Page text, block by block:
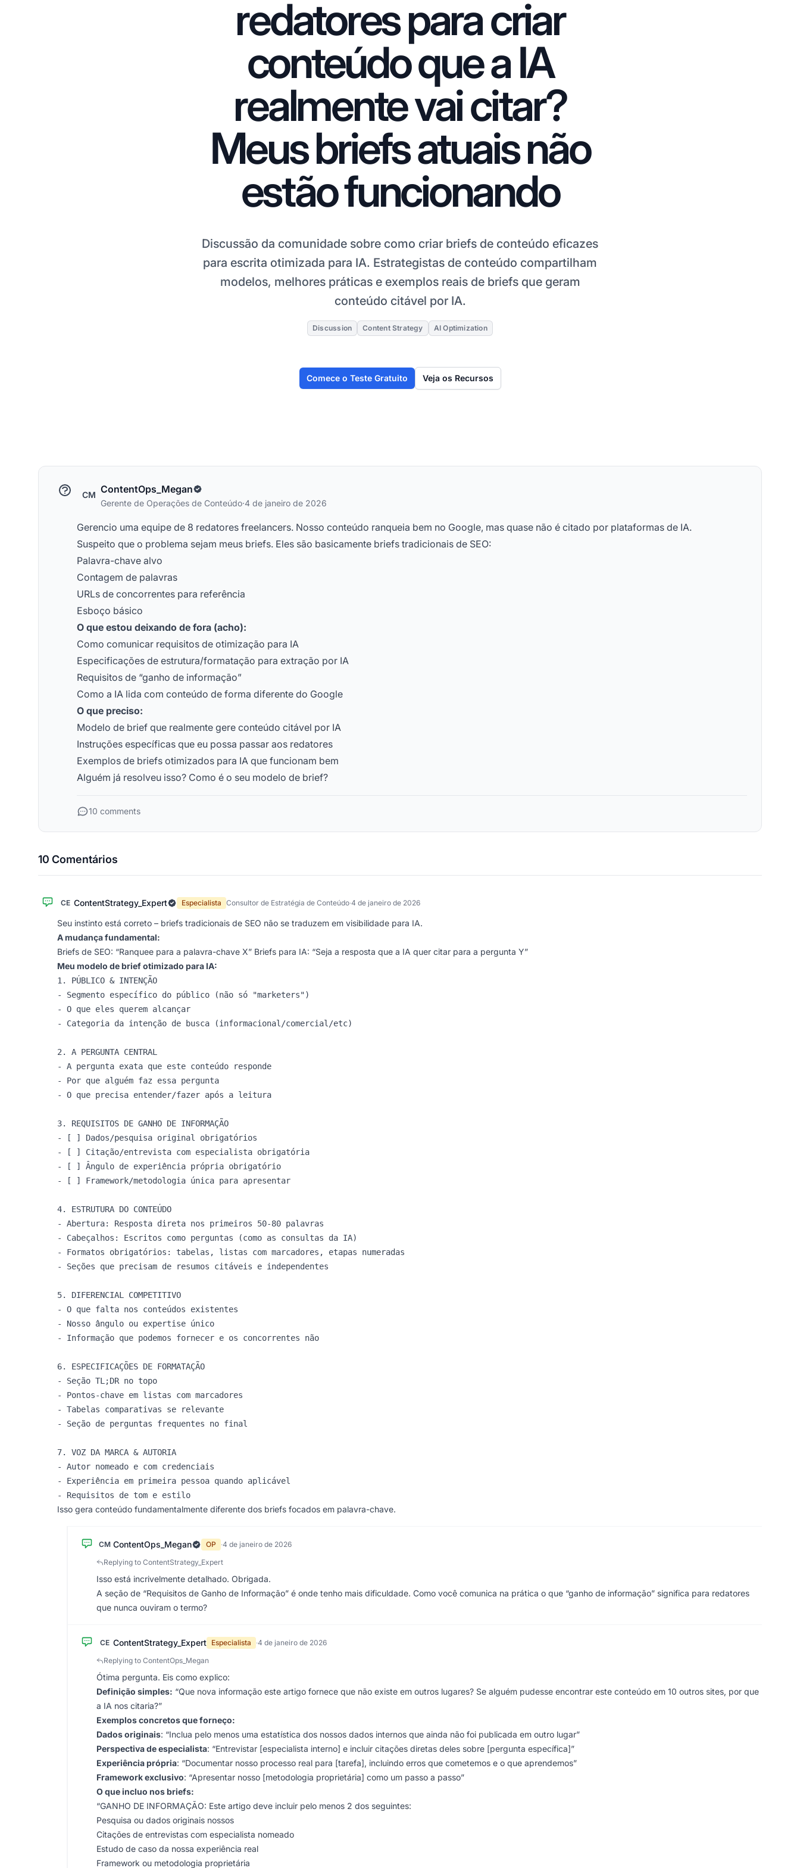
redatores para criar
conteúdo que a IA
realmente vai citar?
Meus briefs atuais não
estão funcionando
Discussão da comunidade sobre como criar briefs de conteúdo eficazes
para escrita otimizada para IA. Estrategistas de conteúdo compartilham
modelos, melhores práticas e exemplos reais de briefs que geram
conteúdo citável por IA.
Discussion Content Strategy AI Optimization
Comece o Teste Gratuito Veja os Recursos
CM ContentOps_Megan
Gerente de Operações de Conteúdo·4 de janeiro de 2026
Gerencio uma equipe de 8 redatores freelancers. Nosso conteúdo ranqueia bem no Google, mas quase não é citado por plataformas de IA.
Suspeito que o problema sejam meus briefs. Eles são basicamente briefs tradicionais de SEO:
Palavra-chave alvo
Contagem de palavras
URLs de concorrentes para referência
Esboço básico
O que estou deixando de fora (acho):
Como comunicar requisitos de otimização para IA
Especificações de estrutura/formatação para extração por IA
Requisitos de “ganho de informação”
Como a IA lida com conteúdo de forma diferente do Google
O que preciso:
Modelo de brief que realmente gere conteúdo citável por IA
Instruções específicas que eu possa passar aos redatores
Exemplos de briefs otimizados para IA que funcionam bem
Alguém já resolveu isso? Como é o seu modelo de brief?
10 comments
10 Comentários
CE ContentStrategy_Expert Especialista Consultor de Estratégia de Conteúdo·4 de janeiro de 2026
Seu instinto está correto – briefs tradicionais de SEO não se traduzem em visibilidade para IA.
A mudança fundamental:
Briefs de SEO: “Ranquee para a palavra-chave X” Briefs para IA: “Seja a resposta que a IA quer citar para a pergunta Y”
Meu modelo de brief otimizado para IA:
1. PÚBLICO & INTENÇÃO
- Segmento específico do público (não só "marketers")
- O que eles querem alcançar
- Categoria da intenção de busca (informacional/comercial/etc)
2. A PERGUNTA CENTRAL
- A pergunta exata que este conteúdo responde
- Por que alguém faz essa pergunta
- O que precisa entender/fazer após a leitura
3. REQUISITOS DE GANHO DE INFORMAÇÃO
- [ ] Dados/pesquisa original obrigatórios
- [ ] Citação/entrevista com especialista obrigatória
- [ ] Ângulo de experiência própria obrigatório
- [ ] Framework/metodologia única para apresentar
4. ESTRUTURA DO CONTEÚDO
- Abertura: Resposta direta nos primeiros 50-80 palavras
- Cabeçalhos: Escritos como perguntas (como as consultas da IA)
- Formatos obrigatórios: tabelas, listas com marcadores, etapas numeradas
- Seções que precisam de resumos citáveis e independentes
5. DIFERENCIAL COMPETITIVO
- O que falta nos conteúdos existentes
- Nosso ângulo ou expertise único
- Informação que podemos fornecer e os concorrentes não
6. ESPECIFICAÇÕES DE FORMATAÇÃO
- Seção TL;DR no topo
- Pontos-chave em listas com marcadores
- Tabelas comparativas se relevante
- Seção de perguntas frequentes no final
7. VOZ DA MARCA & AUTORIA
- Autor nomeado e com credenciais
- Experiência em primeira pessoa quando aplicável
Isso gera conteúdo fundamentalmente diferente dos briefs focados em palavra-chave.
CM ContentOps_Megan OP ·4 de janeiro de 2026
Replying to ContentStrategy_Expert
Isso está incrivelmente detalhado. Obrigada.
A seção de “Requisitos de Ganho de Informação” é onde tenho mais dificuldade. Como você comunica na prática o que “ganho de informação” significa para redatores
que nunca ouviram o termo?
CE ContentStrategy_Expert Especialista ·4 de janeiro de 2026
Replying to ContentOps_Megan
Ótima pergunta. Eis como explico:
Definição simples: “Que nova informação este artigo fornece que não existe em outros lugares? Se alguém pudesse encontrar este conteúdo em 10 outros sites, por que
a IA nos citaria?”
Exemplos concretos que forneço:
Dados originais: “Inclua pelo menos uma estatística dos nossos dados internos que ainda não foi publicada em outro lugar”
Perspectiva de especialista: “Entrevistar [especialista interno] e incluir citações diretas deles sobre [pergunta específica]”
Experiência própria: “Documentar nosso processo real para [tarefa], incluindo erros que cometemos e o que aprendemos”
Framework exclusivo: “Apresentar nosso [metodologia proprietária] como um passo a passo”
O que incluo nos briefs:
“GANHO DE INFORMAÇÃO: Este artigo deve incluir pelo menos 2 dos seguintes:
Pesquisa ou dados originais nossos
Citações de entrevistas com especialista nomeado
Estudo de caso da nossa experiência real
Framework ou metodologia proprietária